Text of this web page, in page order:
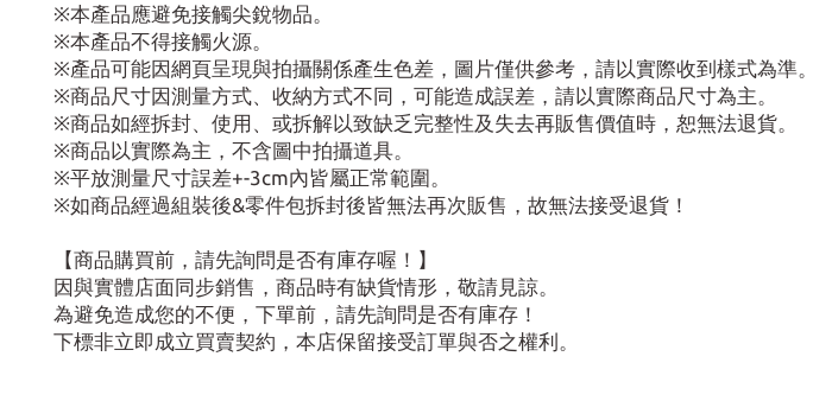
※本產品應避免接觸尖銳物品。
※本產品不得接觸火源。
※產品可能因網頁呈現與拍攝關係產生色差，圖片僅供參考，請以實際收到樣式為準。
※商品尺寸因測量方式、收納方式不同，可能造成誤差，請以實際商品尺寸為主。
※商品如經拆封、使用、或拆解以致缺乏完整性及失去再販售價值時，恕無法退貨。
※商品以實際為主，不含圖中拍攝道具。
※平放測量尺寸誤差+-3cm內皆屬正常範圍。
※如商品經過組裝後&零件包拆封後皆無法再次販售，故無法接受退貨！
【商品購買前，請先詢問是否有庫存喔！】
因與實體店面同步銷售，商品時有缺貨情形，敬請見諒。
為避免造成您的不便，下單前，請先詢問是否有庫存！
下標非立即成立買賣契約，本店保留接受訂單與否之權利。